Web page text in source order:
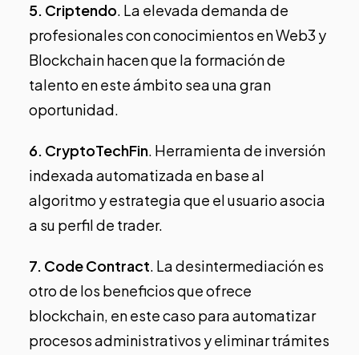
5. Criptendo. La elevada demanda de
profesionales con conocimientos en Web3 y
Blockchain hacen que la formación de
talento en este ámbito sea una gran
oportunidad.
6. CryptoTechFin. Herramienta de inversión
indexada automatizada en base al
algoritmo y estrategia que el usuario asocia
a su perfil de trader.
7. Code Contract. La desintermediación es
otro de los beneficios que ofrece
blockchain, en este caso para automatizar
procesos administrativos y eliminar trámites